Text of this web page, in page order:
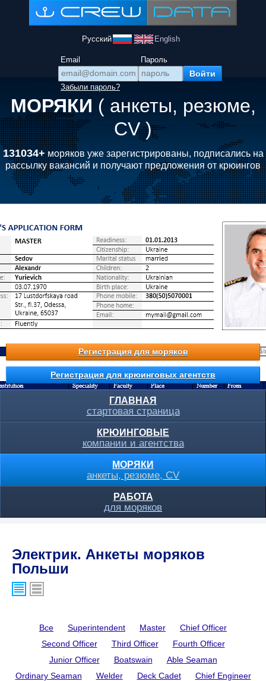
Русский English
Email Пароль
Забыли пароль?
МОРЯКИ ( анкеты, резюме,
CV )
131034+моряков уже зарегистрированы, подписались на
рассылку вакансий и получают предложения от крюингов
Регистрация для моряков
Регистрация для крюинговых агентств
ГЛАВНАЯ
стартовая страница
КРЮИНГОВЫЕ
компании и агентства
МОРЯКИ
анкеты, резюме, CV
РАБОТА
для моряков
Электрик. Анкеты моряков
Польши
Все Superintendent Master
Chief Officer
Second Officer
Third Officer
Fourth Officer
Junior Officer
Boatswain
Able Seaman
Ordinary Seaman
Welder Deck Cadet
Chief Engineer